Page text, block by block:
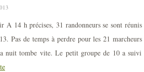
A 14 h précises, 31 randonneurs se sont
Pas de temps à perdre pour les 21
nuit tombe vite. Le petit groupe de 10 a suivi